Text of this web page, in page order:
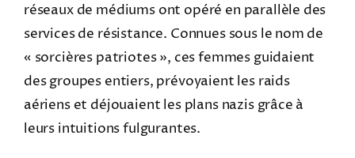
réseaux de médiums ont opéré en parallèle des
services de résistance. Connues sous le nom de
« sorcières patriotes », ces femmes guidaient
des groupes entiers, prévoyaient les raids
aériens et déjouaient les plans nazis grâce à
leurs intuitions fulgurantes.